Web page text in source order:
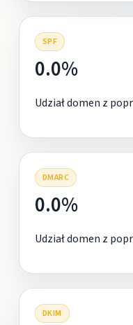
SPF
0.0%
Udział domen z
DMARC
0.0%
Udział domen z
DKIM